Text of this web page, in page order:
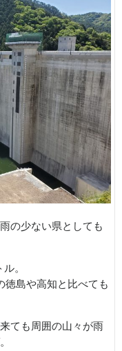
の少ない県としても
。
徳島や高知と比べても
ても周囲の山々が雨